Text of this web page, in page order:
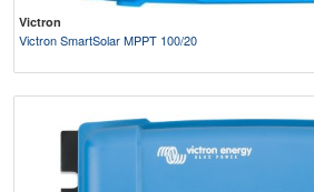
Victron
Victron SmartSolar MPPT 100/20